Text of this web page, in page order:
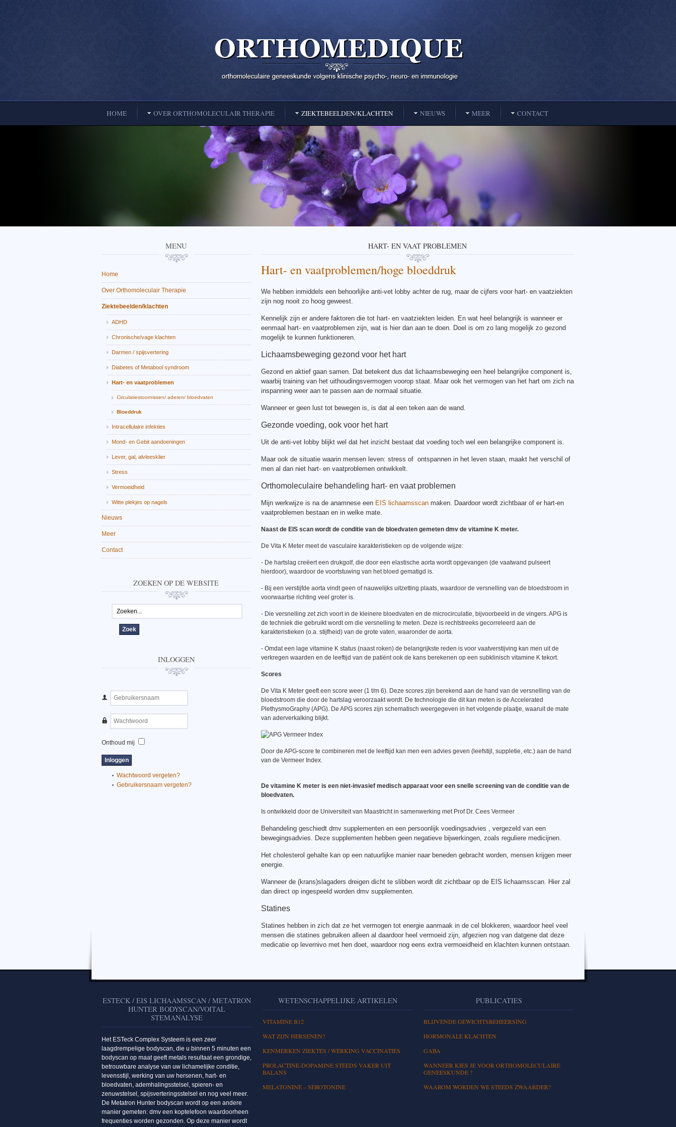
HOME OVER ORTHOMOLECULAIR THERAPIE ZIEKTEBEELDEN/KLACHTEN NIEUWS MEER CONTACT
HART- EN VAAT PROBLEMEN
Hart- en vaatproblemen/hoge bloeddruk
We hebben inmiddels een behoorlijke anti-vet lobby achter de rug, maar de cijfers voor hart- en vaatziekten
zijn nog nooit zo hoog geweest.
Kennelijk zijn er andere faktoren die tot hart- en vaatziekten leiden. En wat heel belangrijk is wanneer er
eenmaal hart- en vaatproblemen zijn, wat is hier dan aan te doen. Doel is om zo lang mogelijk zo gezond
mogelijk te kunnen funktioneren.
Lichaamsbeweging gezond voor het hart
Gezond en aktief gaan samen. Dat betekent dus dat lichaamsbeweging een heel belangrijke component is,
waarbij training van het uithoudingsvermogen voorop staat. Maar ook het vermogen van het hart om zich na
inspanning weer aan te passen aan de normaal situatie.
Wanneer er geen lust tot bewegen is, is dat al een teken aan de wand.
Gezonde voeding, ook voor het hart
Uit de anti-vet lobby blijkt wel dat het inzicht bestaat dat voeding toch wel een belangrijke component is.
Maar ook de situatie waarin mensen leven: stress of ontspannen in het leven staan, maakt het verschil of
men al dan niet hart- en vaatproblemen ontwikkelt.
Orthomoleculaire behandeling hart- en vaat problemen
Mijn werkwijze is na de anamnese een EIS lichaamsscanmaken. Daardoor wordt zichtbaar of er hart-en
vaatproblemen bestaan en in welke mate.
Naast de EIS scan wordt de conditie van de bloedvaten gemeten dmv de vitamine K meter.
De Vita K Meter meet de vasculaire karakteristieken op de volgende wijze:
- De hartslag creëert een drukgolf, die door een elastische aorta wordt opgevangen (de vaatwand pulseert
hierdoor), waardoor de voortstuwing van het bloed gematigd is.
- Bij een verstijfde aorta vindt geen of nauwelijks uitzetting plaats, waardoor de versnelling van de bloedstroom in
voorwaartse richting veel groter is.
- Die versnelling zet zich voort in de kleinere bloedvaten en de microcirculatie, bijvoorbeeld in de vingers. APG is
de techniek die gebruikt wordt om die versnelling te meten. Deze is rechtstreeks gecorreleerd aan de
karakteristieken (o.a. stijfheid) van de grote vaten, waaronder de aorta.
- Omdat een lage vitamine K status (naast roken) de belangrijkste reden is voor vaatverstijving kan men uit de
verkregen waarden en de leeftijd van de patiënt ook de kans berekenen op een subklinisch vitamine K tekort.
Scores
De Vita K Meter geeft een score weer (1 t/m 6). Deze scores zijn berekend aan de hand van de versnelling van de
bloedstroom die door de hartslag veroorzaakt wordt. De technologie die dit kan meten is de Accelerated
PlethysmoGraphy (APG). De APG scores zijn schematisch weergegeven in het volgende plaatje, waaruit de mate
van aderverkalking blijkt.
Door de APG-score te combineren met de leeftijd kan men een advies geven (leefstijl, suppletie, etc.) aan de hand
van de Vermeer Index.
De vitamine K meter is een niet-invasief medisch apparaat voor een snelle screening van de conditie van de
bloedvaten.
Is ontwikkeld door de Universiteit van Maastricht in samenwerking met Prof Dr. Cees Vermeer
Behandeling geschiedt dmv supplementen en een persoonlijk voedingsadvies , vergezeld van een
bewegingsadvies. Deze supplementen hebben geen negatieve bijwerkingen, zoals reguliere medicijnen.
Het cholesterol gehalte kan op een natuurlijke manier naar beneden gebracht worden, mensen krijgen meer
energie.
Wanneer de (krans)slagaders dreigen dicht te slibben wordt dit zichtbaar op de EIS lichaamsscan. Hier zal
dan direct op ingespeeld worden dmv supplementen.
Statines
Statines hebben in zich dat ze het vermogen tot energie aanmaak in de cel blokkeren, waardoor heel veel
mensen die statines gebruiken alleen al daardoor heel vermoeid zijn, afgezien nog van datgene dat deze
medicatie op levernivo met hen doet, waardoor nog eens extra vermoeidheid en klachten kunnen ontstaan.
MENU
Home
Over Orthomoleculair Therapie
Ziektebeelden/klachten
ADHD
Chronische/vage klachten
Darmen / spijsvertering
Diabetes of Metabool syndroom
Hart- en vaatproblemen
Circulatiestoornissen/ aderen/ bloedvaten
Bloeddruk
Intracellulaire infekties
Mond- en Gebit aandoeningen
Lever, gal, alvleesklier
Stress
Vermoeidheid
Witte plekjes op nagels
Nieuws
Meer
Contact
ZOEKEN OP DE WEBSITE
INLOGGEN
Onthoud mij
Wachtwoord vergeten?
Gebruikersnaam vergeten?
ESTECK / EIS LICHAAMSSCAN / METATRON
HUNTER BODYSCAN/VOITAL
STEMANALYSE
Het ESTeck Complex Systeem is een zeer
laagdrempelige bodyscan, die u binnen 5 minuten een
bodyscan op maat geeft metals resultaat een grondige,
betrouwbare analyse van uw lichamelijke conditie,
levensstijl, werking van uw hersenen, hart- en
bloedvaten, ademhalingsstelsel, spieren- en
zenuwstelsel, spijsverteringsstelsel en nog veel meer.
De Metatron Hunter bodyscan wordt op een andere
manier gemeten: dmv een koptelefoon waardoorheen
frequenties worden gezonden. Op deze manier wordt
WETENSCHAPPELIJKE ARTIKELEN
VITAMINE B12
WAT ZIJN HERSENEN?
KENMERKEN ZIEKTES / WERKING VACCINATIES
PROLACTINE-DOPAMINE STEEDS VAKER UIT
BALANS
MELATONINE – SEROTONINE
PUBLICATIES
BLIJVENDE GEWICHTSBEHEERSING
HORMONALE KLACHTEN
GABA
WANNEER KIES JE VOOR ORTHOMOLECULAIRE
GENEESKUNDE ?
WAAROM WORDEN WE STEEDS ZWAARDER?